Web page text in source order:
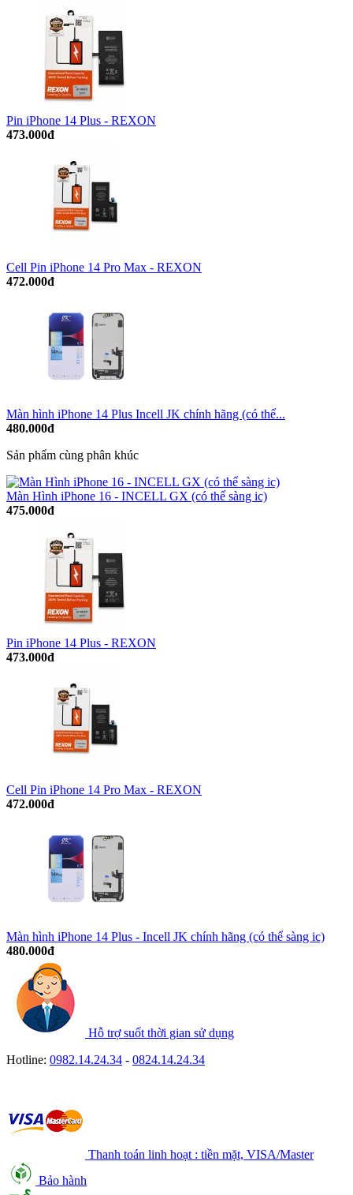
Pin iPhone 14 Plus - REXON
473.000đ
Cell Pin iPhone 14 Pro Max - REXON
472.000đ
Màn hình iPhone 14 Plus Incell JK chính hãng (có thể...
480.000đ
Sản phẩm cùng phân khúc
Màn Hình iPhone 16 - INCELL GX (có thể sàng ic)
475.000đ
Pin iPhone 14 Plus - REXON
473.000đ
Cell Pin iPhone 14 Pro Max - REXON
472.000đ
Màn hình iPhone 14 Plus - Incell JK chính hãng (có thể sàng ic)
480.000đ
Hỗ trợ suốt thời gian sử dụng
Hotline: 0982.14.24.34 - 0824.14.24.34
Thanh toán linh hoạt : tiền mặt, VISA/Master
Bảo hành